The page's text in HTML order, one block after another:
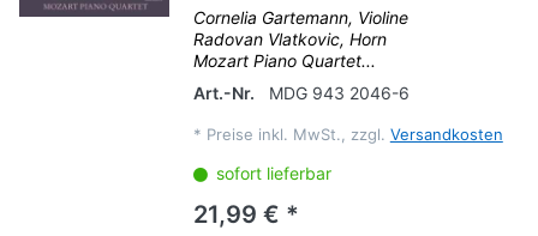
Cornelia Gartemann, Violine
Radovan Vlatkovic, Horn
Mozart Piano Quartet...
Art.-Nr.
MDG 943 2046-6
* Preise inkl. MwSt., zzgl. Versandkosten
sofort lieferbar
21,99 € *